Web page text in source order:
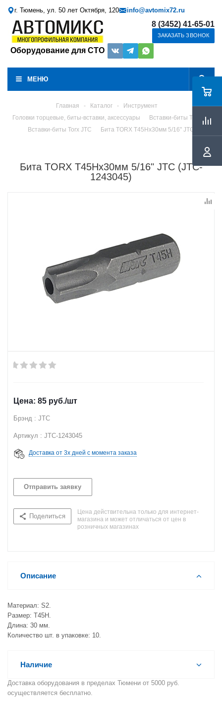
г. Тюмень, ул. 50 лет Октября, 120 info@avtomix72.ru
Оборудование для СТО
8 (3452) 41-65-01
ЗАКАЗАТЬ ЗВОНОК
МЕНЮ
Главная - Каталог -
Инструмент
Головки торцевые, биты-вставки, аксессуары
Вставки-биты Torx
Вставки-биты Torx JTC
Бита TORX Т45Hх30мм 5/16" JTC
Бита TORX Т45Hх30мм 5/16" JTC (JTC-
1243045)
85 руб./шт
Брэнд : JTC
Артикул : JTC-1243045
Доставка от 3х дней с момента заказа
Отправить заявку
Поделиться
Цена действительна только для интернет-
магазина и может отличаться от цен в
розничных магазинах
Описание
Материал: S2.
Размер: T45H.
Длина: 30 мм.
Количество шт. в упаковке: 10.
Наличие
Доставка оборудования в пределах Тюмени от 5000 руб.
осуществляется бесплатно.